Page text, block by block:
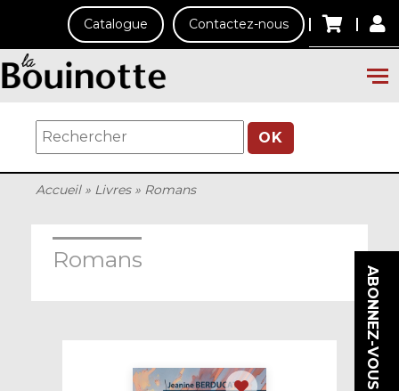
Catalogue Contactez-nous
OK
Accueil» Livres» Romans
ABONNEZ-VOUS
Romans